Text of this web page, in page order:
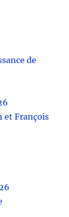
de
et François